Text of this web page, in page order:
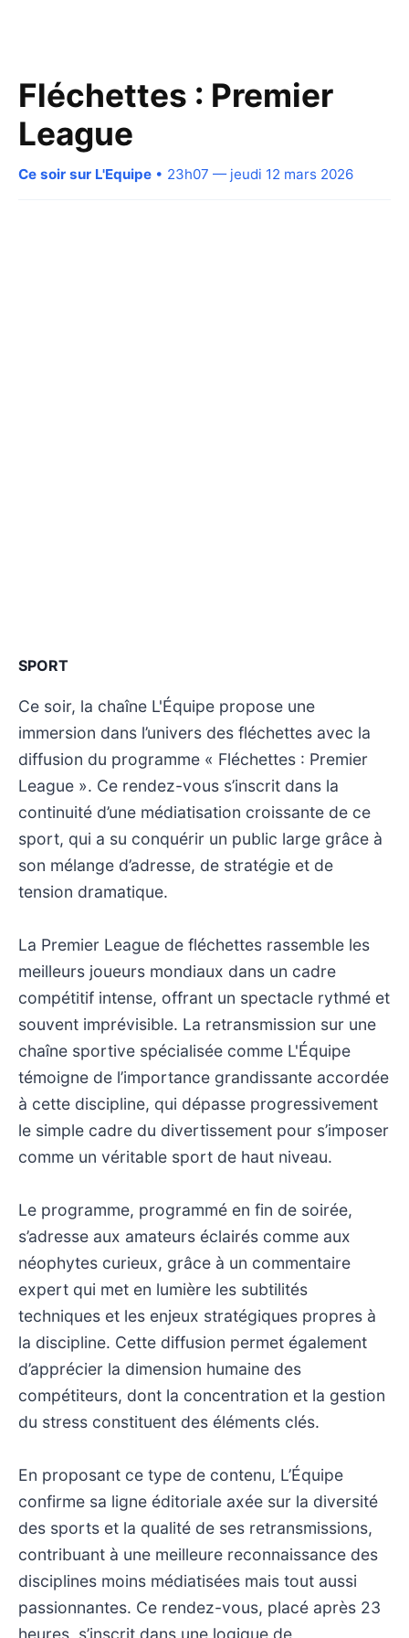
Fléchettes : Premier
League
Ce soir sur L'Equipe • 23h07 — jeudi 12 mars 2026
SPORT
Ce soir, la chaîne L'Équipe propose une
immersion dans l’univers des fléchettes avec la
diffusion du programme « Fléchettes : Premier
League ». Ce rendez-vous s’inscrit dans la
continuité d’une médiatisation croissante de ce
sport, qui a su conquérir un public large grâce à
son mélange d’adresse, de stratégie et de
tension dramatique.
La Premier League de fléchettes rassemble les
meilleurs joueurs mondiaux dans un cadre
compétitif intense, offrant un spectacle rythmé et
souvent imprévisible. La retransmission sur une
chaîne sportive spécialisée comme L'Équipe
témoigne de l’importance grandissante accordée
à cette discipline, qui dépasse progressivement
le simple cadre du divertissement pour s’imposer
comme un véritable sport de haut niveau.
Le programme, programmé en fin de soirée,
s’adresse aux amateurs éclairés comme aux
néophytes curieux, grâce à un commentaire
expert qui met en lumière les subtilités
techniques et les enjeux stratégiques propres à
la discipline. Cette diffusion permet également
d’apprécier la dimension humaine des
compétiteurs, dont la concentration et la gestion
du stress constituent des éléments clés.
En proposant ce type de contenu, L’Équipe
confirme sa ligne éditoriale axée sur la diversité
des sports et la qualité de ses retransmissions,
contribuant à une meilleure reconnaissance des
disciplines moins médiatisées mais tout aussi
passionnantes. Ce rendez-vous, placé après 23
heures, s’inscrit dans une logique de